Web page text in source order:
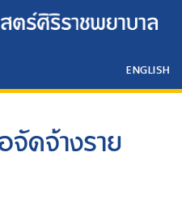
ENGLISH
ดจ้างราย